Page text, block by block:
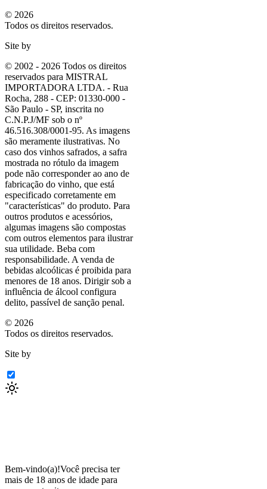
© 2026
Todos os direitos reservados.
Site by
© 2002 - 2026 Todos os direitos
reservados para MISTRAL
IMPORTADORA LTDA. - Rua
Rocha, 288 - CEP: 01330-000 -
São Paulo - SP, inscrita no
C.N.P.J/MF sob o nº
46.516.308/0001-95. As imagens
são meramente ilustrativas. No
caso dos vinhos safrados, a safra
mostrada no rótulo da imagem
pode não corresponder ao ano de
fabricação do vinho, que está
especificado corretamente em
"características" do produto. Para
outros produtos e acessórios,
algumas imagens são compostas
com outros elementos para ilustrar
sua utilidade. Beba com
responsabilidade. A venda de
bebidas alcoólicas é proibida para
menores de 18 anos. Dirigir sob a
influência de álcool configura
delito, passível de sanção penal.
© 2026
Todos os direitos reservados.
Site by
Bem-vindo(a)!Você precisa ter
mais de 18 anos de idade para